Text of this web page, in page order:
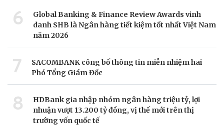
6
Global Banking & Finance Review Awards vinh
danh SHB là Ngân hàng tiết kiệm tốt nhất Việt Nam
năm 2026
7
SACOMBANK công bố thông tin miễn nhiệm hai
Phó Tổng Giám Đốc
8
HDBank gia nhập nhóm ngân hàng triệu tỷ, lợi
nhuận vượt 13.200 tỷ đồng, vị thế mới trên thị
trường vốn quốc tế